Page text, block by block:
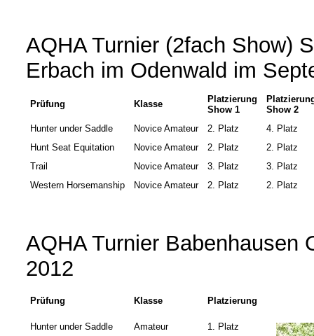
AQHA Turnier (2fach Show)
Erbach im Odenwald im
Prüfung Klasse
Platzierung
Show 1
Show 2
Hunter under Saddle
Novice Amateur 2. Platz
4. Platz
Hunt Seat Equitation
Novice Amateur 2. Platz
2. Platz
Trail
Novice Amateur 3. Platz
3. Platz
Western Horsemanship
Novice Amateur 2. Platz 2. Platz
AQHA Turnier Babenhausen
2012
Prüfung Klasse Platzierung
Hunter under Saddle Amateur 1. Platz